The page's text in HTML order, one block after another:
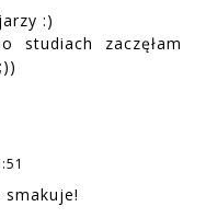
:)
studiach zaczęłam
smakuje!